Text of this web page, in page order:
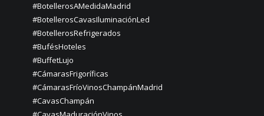
#BotellerosAMedidaMadrid
#BotellerosCavasIluminaciónLed
#BotellerosRefrigerados
#BufésHoteles
#BuffetLujo
#CámarasFrigoríficas
#CámarasFríoVinosChampánMadrid
#CavasChampán